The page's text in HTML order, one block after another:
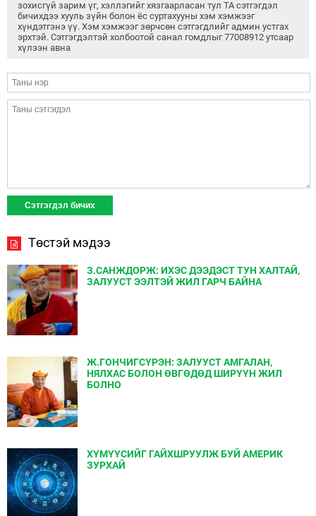
зохисгүй зарим үг, хэллэгийг хязгаарласан тул ТА сэтгэгдэл
бичихдээ хууль зүйн болон ёс суртахууны хэм хэмжээг
хүндэтгэнэ үү. Хэм хэмжээг зөрчсөн сэтгэгдлийг админ устгах
эрхтэй. Сэтгэгдэлтэй холбоотой санал гомдлыг 77008912 утсаар
хүлээн авна
Төстэй мэдээ
З.САНЖДОРЖ: ИХЭС ДЭЭДЭСТ ТУН ХАЛТАЙ,
ЗАЛУУСТ ЭЭЛТЭЙ ЖИЛ ГАРЧ БАЙНА
Ж.ГОНЧИГСҮРЭН: ЗАЛУУСТ АМГАЛАН,
НЯЛХАС БОЛОН ӨВГӨДӨД ШИРҮҮН ЖИЛ
БОЛНО
ХҮМҮҮСИЙГ ГАЙХШРУУЛЖ БУЙ АМЕРИК
ЗУРХАЙ